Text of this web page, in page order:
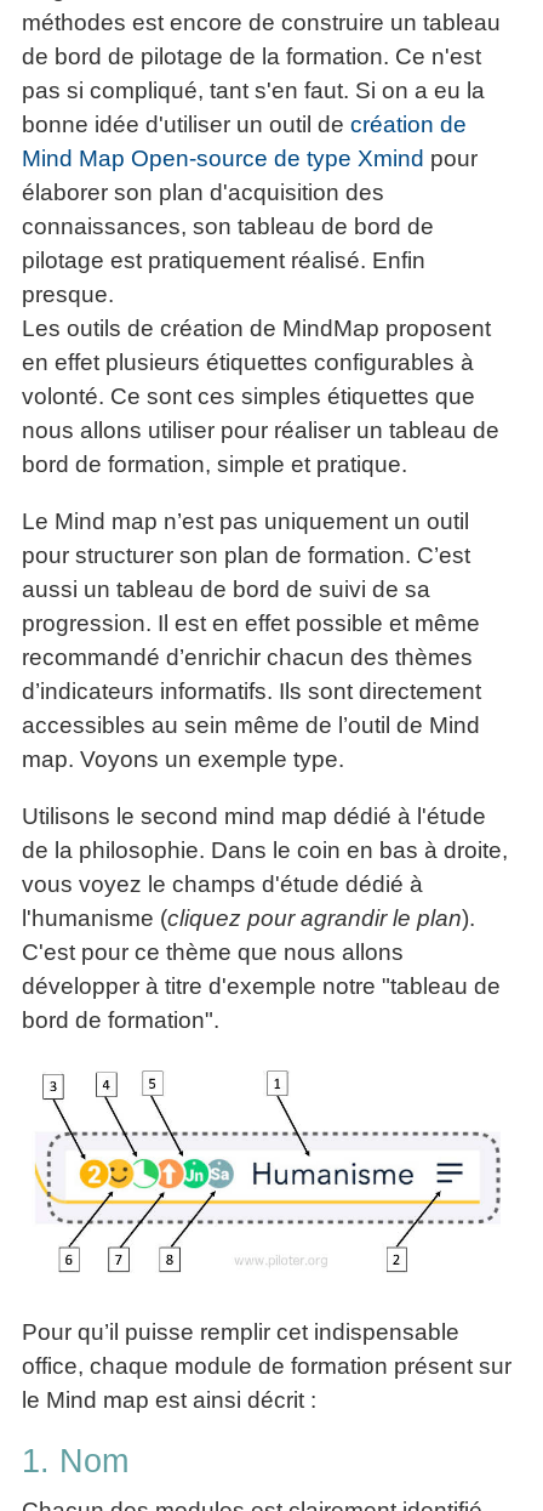
méthodes est encore de construire un tableau
de bord de pilotage de la formation. Ce n'est
pas si compliqué, tant s'en faut. Si on a eu la
bonne idée d'utiliser un outil de création de
Mind Map Open-source de type Xmind pour
élaborer son plan d'acquisition des
connaissances, son tableau de bord de
pilotage est pratiquement réalisé. Enfin
presque.
Les outils de création de MindMap proposent
en effet plusieurs étiquettes configurables à
volonté. Ce sont ces simples étiquettes que
nous allons utiliser pour réaliser un tableau de
bord de formation, simple et pratique.
Le Mind map n’est pas uniquement un outil
pour structurer son plan de formation. C’est
aussi un tableau de bord de suivi de sa
progression. Il est en effet possible et même
recommandé d’enrichir chacun des thèmes
d’indicateurs informatifs. Ils sont directement
accessibles au sein même de l’outil de Mind
map. Voyons un exemple type.
Utilisons le second mind map dédié à l'étude
de la philosophie. Dans le coin en bas à droite,
vous voyez le champs d'étude dédié à
l'humanisme (cliquez pour agrandir le plan).
C'est pour ce thème que nous allons
développer à titre d'exemple notre "tableau de
bord de formation".
Pour qu’il puisse remplir cet indispensable
office, chaque module de formation présent sur
le Mind map est ainsi décrit :
1. Nom